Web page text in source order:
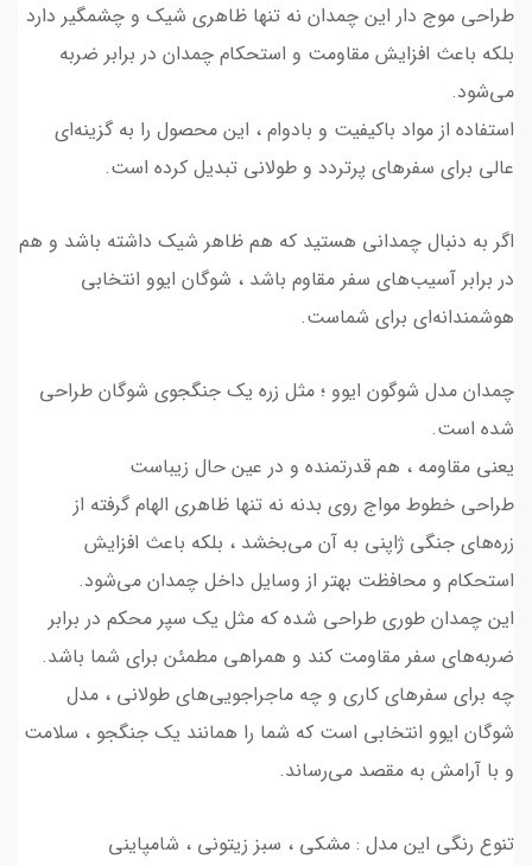
طراحی موج‌ دار این چمدان نه‌ تنها ظاهری شیک و چشمگیر دارد
بلکه باعث افزایش مقاومت و استحکام چمدان در برابر ضربه
می‌شود.
استفاده از مواد باکیفیت و بادوام ، این محصول را به گزینه‌ای
عالی برای سفرهای پرتردد و طولانی تبدیل کرده است.
اگر به دنبال چمدانی هستید که هم ظاهر شیک داشته باشد و هم
در برابر آسیب‌های سفر مقاوم باشد ، شوگان ایوو انتخابی
هوشمندانه‌ای برای شماست.
چمدان مدل شوگون ایوو ؛ مثل زره یک جنگجوی شوگان طراحی
شده است.
یعنی مقاومه ، هم قدرتمنده و در عین حال زیباست
طراحی خطوط مواج روی بدنه نه‌ تنها ظاهری الهام‌ گرفته از
زره‌های جنگی ژاپنی به آن می‌بخشد ، بلکه باعث افزایش
استحکام و محافظت بهتر از وسایل داخل چمدان می‌شود.
این چمدان طوری طراحی شده که مثل یک سپر محکم در برابر
ضربه‌های سفر مقاومت کند و همراهی مطمئن برای شما باشد.
چه برای سفرهای کاری و چه ماجراجویی‌های طولانی ، مدل
شوگان ایوو انتخابی است که شما را همانند یک جنگجو ، سلامت
و با آرامش به مقصد می‌رساند.
تنوع رنگی این مدل : مشکی ، سبز زیتونی ، شامپاینی